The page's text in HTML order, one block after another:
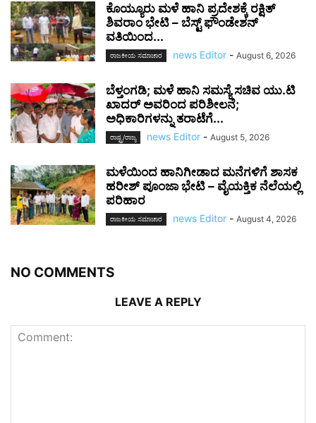
ಕೊಯ್ಯೂರು ಮಳೆ ಹಾನಿ ಪ್ರದೇಶಕ್ಕೆ ರಕ್ಷಿತ್
ಶಿವರಾಂ ಭೇಟಿ – ಬೆಸ್ಟ್ ಫೌಂಡೇಶನ್
ವತಿಯಿಂದ...
ರಾಜಕೀಯ ಸಮಾಚಾರ news Editor - August 6, 2026
ಬೆಳ್ತಂಗಡಿ; ಮಳೆ ಹಾನಿ ಸಮಸ್ಯೆ ಸಚಿವ ಯು.ಟಿ
ಖಾದರ್‌ ಅವರಿಂದ ಪರಿಶೀಲನೆ;
ಅಧಿಕಾರಿಗಳನ್ನು ತರಾಟೆಗೆ...
ರಾಷ್ಟ್ರ/ರಾಜ್ಯ news Editor - August 5, 2026
ಮಳೆಯಿಂದ ಹಾನಿಗೀಡಾದ ಮನೆಗಳಿಗೆ ಶಾಸಕ
ಹರೀಶ್ ಪೂಂಜಾ ಭೇಟಿ – ವೈಯಕ್ತಿಕ ನೆಲೆಯಲ್ಲಿ
ಪರಿಹಾರ
ರಾಜಕೀಯ ಸಮಾಚಾರ news Editor - August 4, 2026
NO COMMENTS
LEAVE A REPLY